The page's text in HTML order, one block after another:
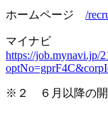
ホームページ /
マイナビ
https://job.mynavi.jp/
※２ ６月以降の開